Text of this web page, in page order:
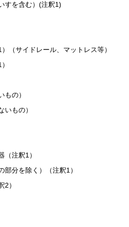
すを含む）(注釈1)
（サイドレール、マットレス等）
もの）
いもの）
（注釈1）
部分を除く）（注釈1）
2）